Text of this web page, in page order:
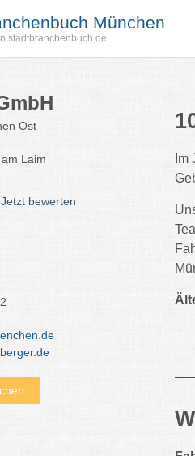
München
stadtbranchenbuch.de
Ost
Laim
Jetzt bewerten